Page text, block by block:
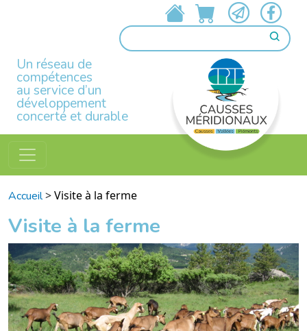
Un réseau de
compétences
au service d’un
développement
concerté et durable
Accueil>Visite à la ferme
Visite à la ferme